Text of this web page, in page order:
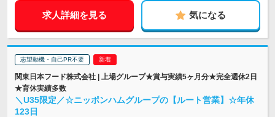
求人詳細を見る 気になる
志望動機・自己PR不要
関東日本フード株式会社 | 上場グループ★賞与実績5ヶ月分★完全週休2日
★育休実績多数
＼U35限定／☆ニッポンハムグループの【ルート営業】☆年休
123日